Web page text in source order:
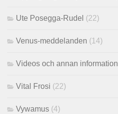
Ute Posegga-Rudel (22)
Venus-meddelanden (14)
Videos och annan information
Vital Frosi (22)
Vywamus (4)